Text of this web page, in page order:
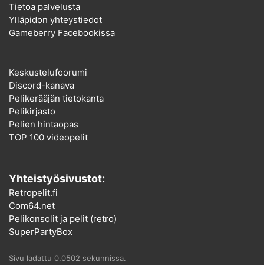
Tietoa palvelusta
Ylläpidon yhteystiedot
Gameberry Facebookissa
Keskustelufoorumi
Discord-kanava
Pelikerääjän tietokanta
Pelikirjasto
Pelien hintaopas
TOP 100 videopelit
Yhteistyösivustot:
Retropelit.fi
Com64.net
Pelikonsolit ja pelit (retro)
SuperPartyBox
Sivu ladattu 0.0502 sekunnissa.